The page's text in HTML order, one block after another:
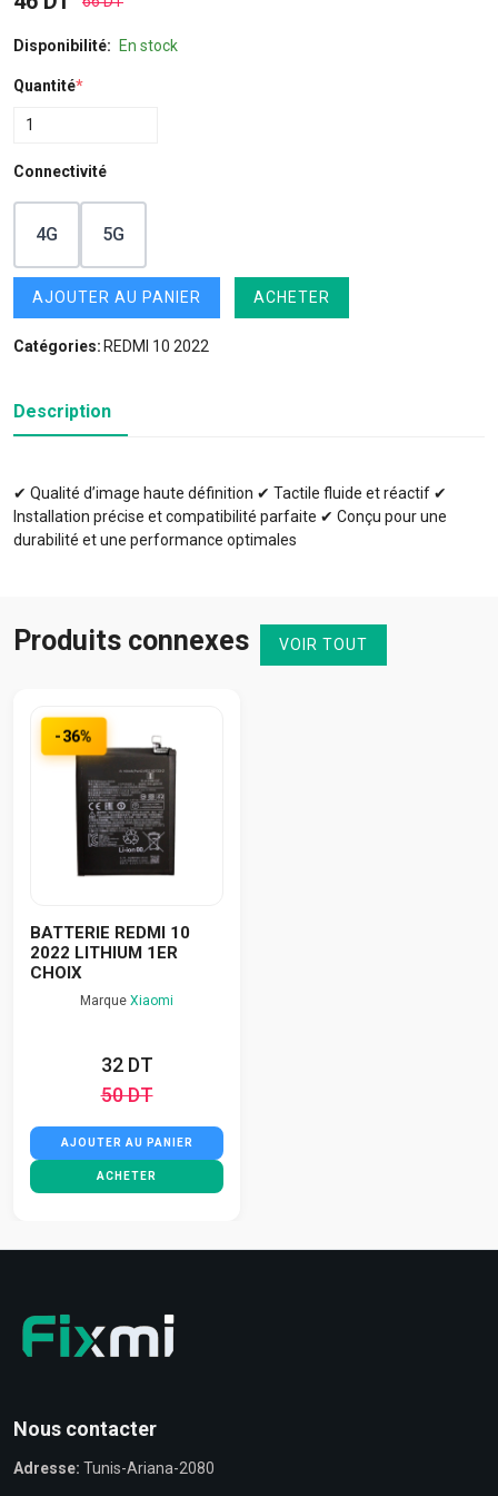
Disponibilité: En stock
Quantité*
Connectivité
4G 5G
AJOUTER AU PANIER ACHETER
Catégories: REDMI 10 2022
Description
✔ Qualité d’image haute définition ✔ Tactile fluide et réactif ✔
Installation précise et compatibilité parfaite ✔ Conçu pour une
durabilité et une performance optimales
Produits connexes VOIR TOUT
-36%
BATTERIE REDMI 10
2022 LITHIUM 1ER
CHOIX
Marque Xiaomi
32 DT
50 DT
AJOUTER AU PANIER
ACHETER
Nous contacter
Adresse: Tunis-Ariana-2080